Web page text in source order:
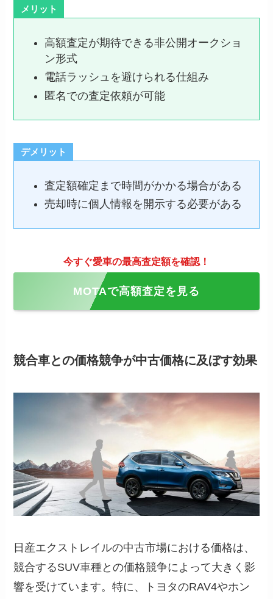
メリット
高額査定が期待できる非公開オークショ
ン形式
電話ラッシュを避けられる仕組み
匿名での査定依頼が可能
デメリット
査定額確定まで時間がかかる場合がある
売却時に個人情報を開示する必要がある
今すぐ愛車の最高査定額を確認！
MOTAで高額査定を見る
競合車との価格競争が中古価格に及ぼす効果
日産エクストレイルの中古市場における価格は、
競合するSUV車種との価格競争によって大きく影
響を受けています。特に、トヨタのRAV4やホン